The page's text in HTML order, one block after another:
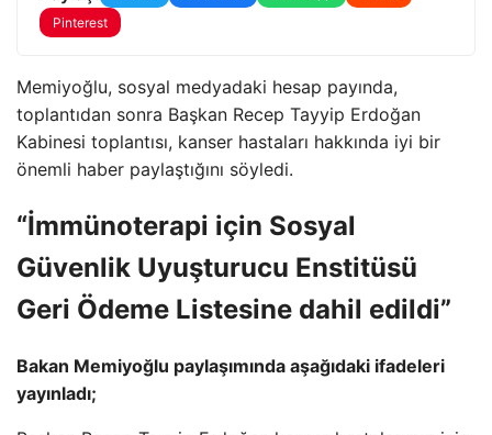
Pinterest
Memiyoğlu, sosyal medyadaki hesap payında,
toplantıdan sonra Başkan Recep Tayyip Erdoğan
Kabinesi toplantısı, kanser hastaları hakkında iyi bir
önemli haber paylaştığını söyledi.
“İmmünoterapi için Sosyal
Güvenlik Uyuşturucu Enstitüsü
Geri Ödeme Listesine dahil edildi”
Bakan Memiyoğlu paylaşımında aşağıdaki ifadeleri
yayınladı;